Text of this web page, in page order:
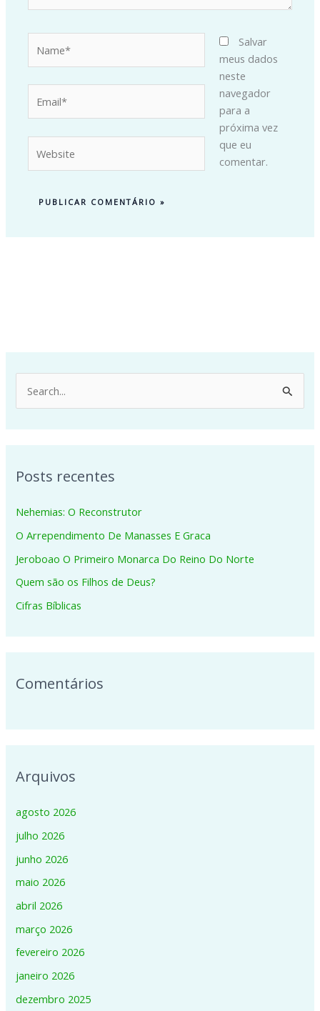
Salvar
meus dados
neste
navegador
para a
próxima vez
que eu
comentar.
u
s
a
r
p
o
Posts recentes
Nehemias: O Reconstrutor
O Arrependimento De Manasses E Graca
Jeroboao O Primeiro Monarca Do Reino Do Norte
Quem são os Filhos de Deus?
Cifras Bíblicas
Comentários
Arquivos
agosto 2026
julho 2026
junho 2026
maio 2026
abril 2026
março 2026
fevereiro 2026
janeiro 2026
dezembro 2025